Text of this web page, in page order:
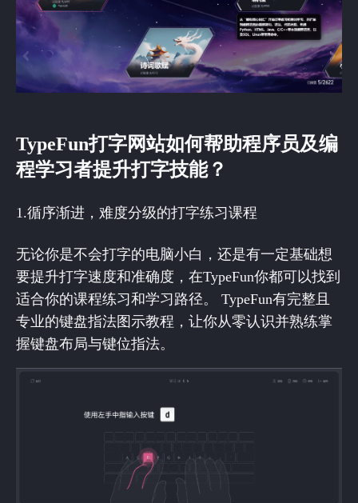
TypeFun打字网站如何帮助程序员及编
程学习者提升打字技能？
1.循序渐进，难度分级的打字练习课程
无论你是不会打字的电脑小白，还是有一定基础想
要提升打字速度和准确度，在TypeFun你都可以找到
适合你的课程练习和学习路径。 TypeFun有完整且
专业的键盘指法图示教程，让你从零认识并熟练掌
握键盘布局与键位指法。